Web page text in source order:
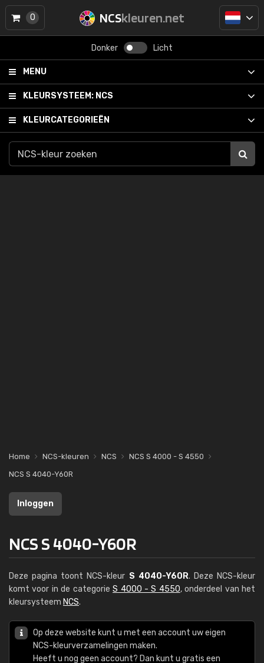
NCSkleuren.net
Donker Licht
MENU
KLEURSYSTEEM: NCS
KLEURCATEGORIEËN
0
Home NCS-kleuren NCS
NCS S 4000 - S 4550
NCS S 4040-Y60R
Inloggen
NCS S 4040-Y60R
Deze pagina toont NCS-kleur S 4040-Y60R. Deze NCS-kleur
komt voor in de categorieS 4000 - S 4550, onderdeel van het
kleursysteem NCS.
Op deze website kunt u met een account uw eigen
NCS-kleurverzamelingen maken.
Heeft u nog geen account? Dan kunt u gratis een